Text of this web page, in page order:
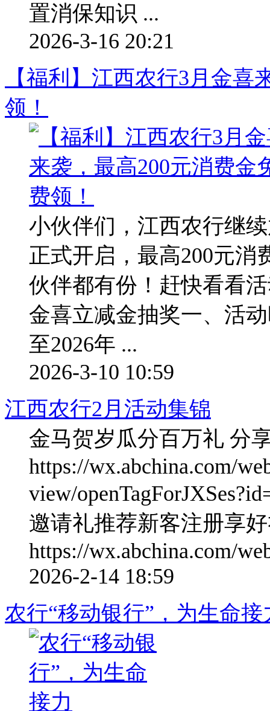
置消保知识 ...
2026-3-16 20:21
【福利】江西农行3月金喜
领！
小伙伴们，江西农行继
正式开启，最高200元消
伙伴都有份！赶快看看
金喜立减金抽奖一、活
至2026年 ...
2026-3-10 10:59
江西农行2月活动集锦
金马贺岁瓜分百万礼 分
https://wx.abchina.com/
view/
邀请礼推荐新客注册享
https://wx.abchina.com/
2026-2-14 18:59
农行“移动银行”，为生命接